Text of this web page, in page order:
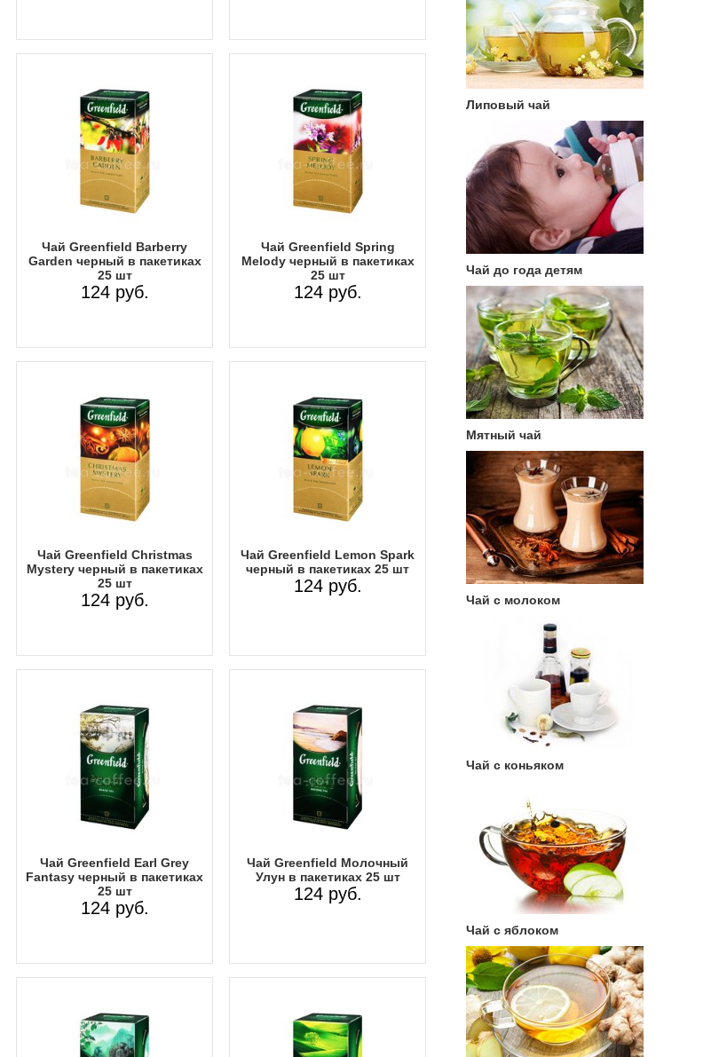
Чай Greenfield Barberry
Garden черный в пакетиках
25 шт
124 руб.
Чай Greenfield Spring
Melody черный в пакетиках
25 шт
124 руб.
Чай Greenfield Christmas
Mystery черный в пакетиках
25 шт
124 руб.
Чай Greenfield Lemon Spark
черный в пакетиках 25 шт
124 руб.
Чай Greenfield Earl Grey
Fantasy черный в пакетиках
25 шт
124 руб.
Чай Greenfield Молочный
Улун в пакетиках 25 шт
124 руб.
Липовый чай
Чай до года детям
Мятный чай
Чай с молоком
Чай с коньяком
Чай с яблоком